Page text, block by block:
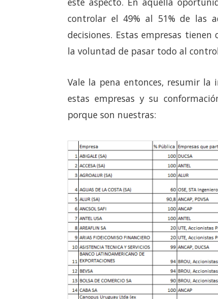
controlar el 49% al 51% de las
decisiones. Estas empresas
la voluntad de pasar todo al
Vale la pena entonces, resumir la
estas empresas y su
porque son nuestras: